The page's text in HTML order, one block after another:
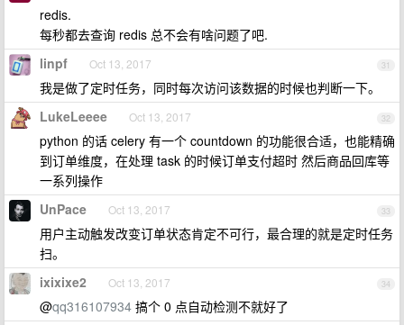
redis.
每秒都去查询 redis 总不会有啥问题了吧.
31
linpf Oct 13, 2017
我是做了定时任务，同时每次访问该数据的时候也判断一下。
32
LukeLeeee Oct 13, 2017
python 的话 celery 有一个 countdown 的功能很合适，也能精确
到订单维度，在处理 task 的时候订单支付超时 然后商品回库等
一系列操作
33
UnPace Oct 13, 2017
用户主动触发改变订单状态肯定不可行，最合理的就是定时任务
扫。
34
ixixixe2 Oct 13, 2017
@qq316107934 搞个 0 点自动检测不就好了